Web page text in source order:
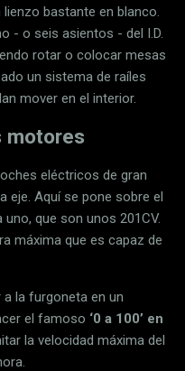
bastante en blanco.
- o seis asientos - del I.D.
rotar o colocar mesas
un sistema de raíles
mover en el interior.
motores
eléctricos de gran
eje. Aquí se pone sobre el
que son unos 201CV.
máxima que es capaz de
la furgoneta en un
el famoso ‘0 a 100’ en
la velocidad máxima del